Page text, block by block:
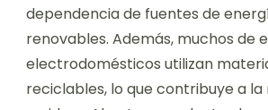
dependencia de fuentes de
renovables. Además, muchos de
electrodomésticos utilizan
reciclables, lo que contribuye a la